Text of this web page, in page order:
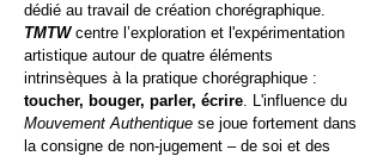
dédié au travail de création chorégraphique.
TMTW centre l’exploration et l'expérimentation
artistique autour de quatre éléments
intrinsèques à la pratique chorégraphique :
toucher, bouger, parler, écrire. L'influence du
Mouvement Authentique se joue fortement dans
la consigne de non-jugement – de soi et des